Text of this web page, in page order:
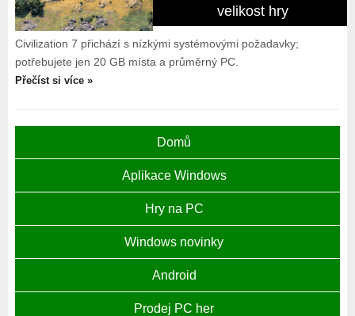
velikost hry
Civilization 7 přichází s nízkými systémovými požadavky;
potřebujete jen 20 GB místa a průměrný PC.
Přečíst si více »
Domů
Aplikace Windows
Hry na PC
Windows novinky
Android
Prodej PC her